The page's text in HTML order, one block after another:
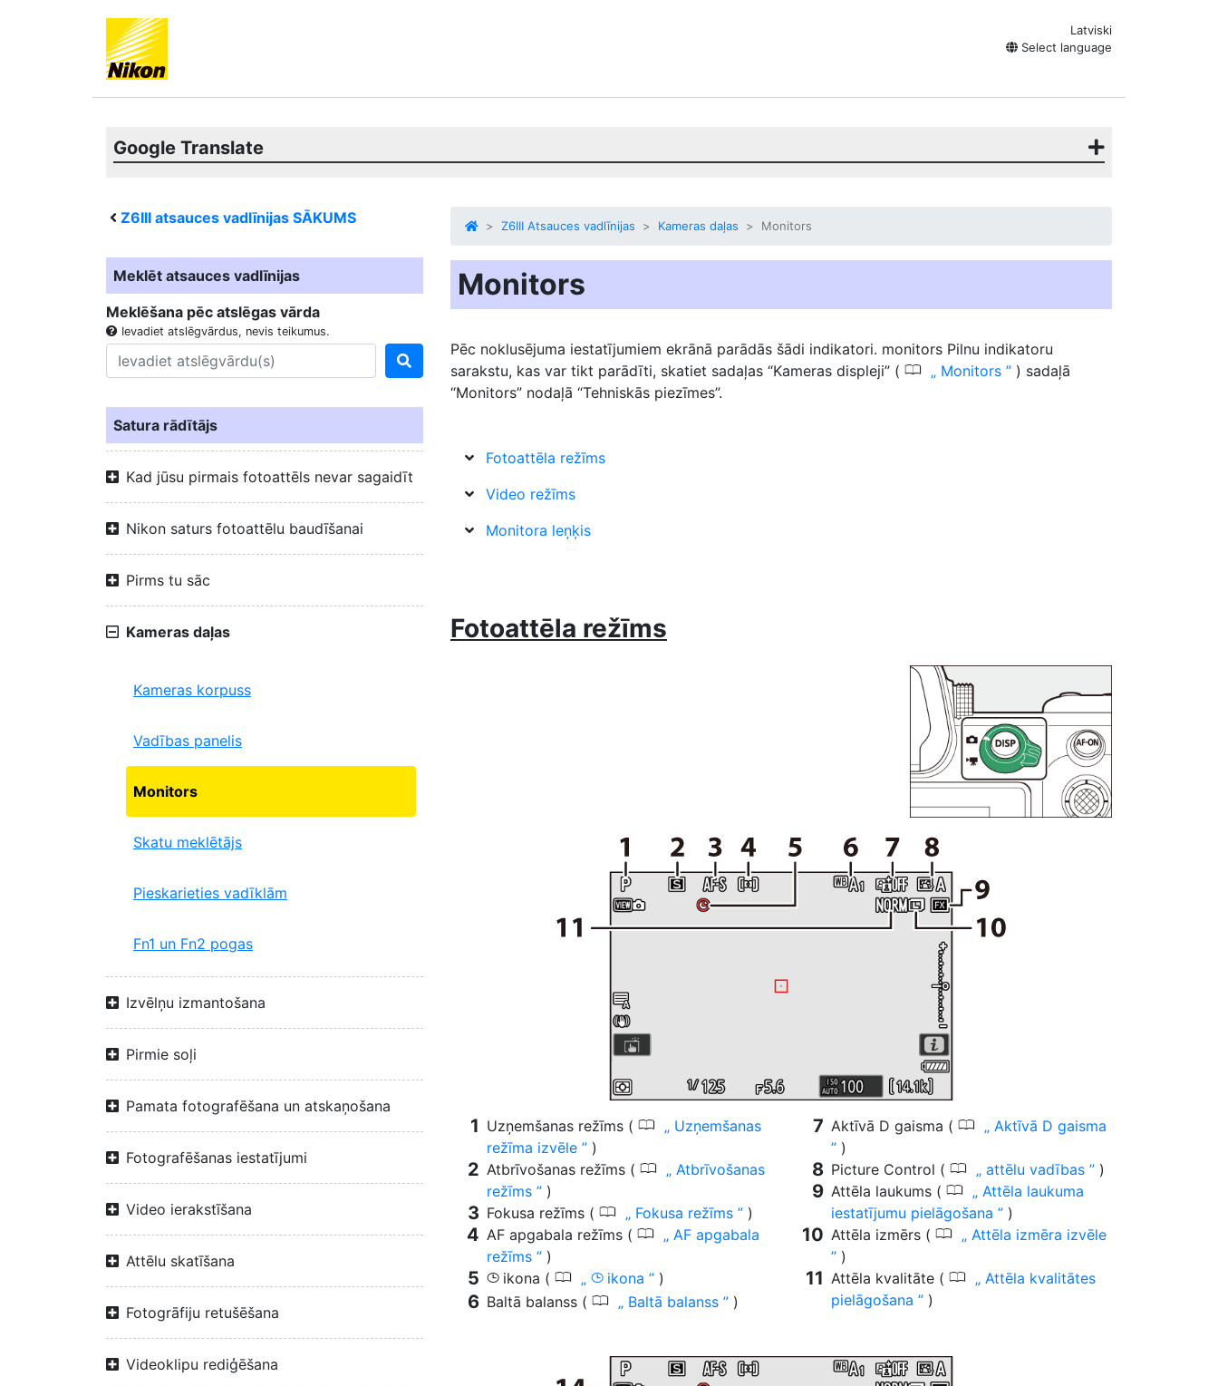
Latviski
Select language
Google Translate
Z6III atsauces vadlīnijas SĀKUMS
Meklēt atsauces vadlīnijas
Meklēšana pēc atslēgas vārda
Ievadiet atslēgvārdus, nevis teikumus.
Satura rādītājs
Kad jūsu pirmais fotoattēls nevar sagaidīt
Nikon saturs fotoattēlu baudīšanai
Pirms tu sāc
Kameras daļas
Kameras korpuss
Vadības panelis
Monitors
Skatu meklētājs
Pieskarieties vadīklām
Fn1 un Fn2 pogas
Izvēlņu izmantošana
Pirmie soļi
Pamata fotografēšana un atskaņošana
Fotografēšanas iestatījumi
Video ierakstīšana
Attēlu skatīšana
Fotogrāfiju retušēšana
Videoklipu rediģēšana
Z6III Atsauces vadlīnijas Kameras daļas Monitors
Monitors
Pēc noklusējuma iestatījumiem ekrānā parādās šādi indikatori. monitors Pilnu indikatoru
sarakstu, kas var tikt parādīti, skatiet sadaļas “Kameras displeji” ( 0 Monitors
) sadaļā
“Monitors” nodaļā “Tehniskās piezīmes”.
Fotoattēla režīms
Video režīms
Monitora leņķis
Fotoattēla režīms
Uzņemšanas režīms ( 0
Uzņemšanas
režīma izvēle
)
Atbrīvošanas režīms ( 0
Atbrīvošanas
režīms
)
Fokusa režīms ( 0 Fokusa režīms
)
AF apgabala režīms ( 0
AF apgabala
režīms
)
g ikona ( 0 g ikona
)
Baltā balanss ( 0 Baltā balanss )
Aktīvā D gaisma ( 0
Aktīvā D gaisma
)
Picture Control ( 0 attēlu vadības
)
Attēla laukums ( 0
Attēla laukuma
iestatījumu pielāgošana
)
Attēla izmērs ( 0
Attēla izmēra izvēle
)
Attēla kvalitāte ( 0
Attēla kvalitātes
pielāgošana
)